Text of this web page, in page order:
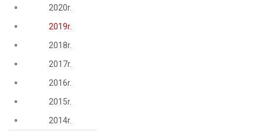
2020r.
2019r.
2018r.
2017r.
2016r.
2015r.
2014r.